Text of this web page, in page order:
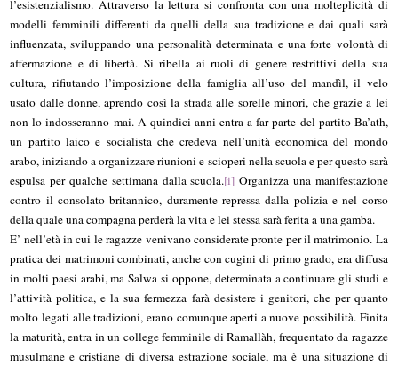
l’esistenzialismo. Attraverso la lettura si confronta con una molteplicità di
modelli femminili differenti da quelli della sua tradizione e dai quali sarà
influenzata, sviluppando una personalità determinata e una forte volontà di
affermazione e di libertà. Si ribella ai ruoli di genere restrittivi della sua
cultura, rifiutando l’imposizione della famiglia all’uso del mandìl, il velo
usato dalle donne, aprendo così la strada alle sorelle minori, che grazie a lei
non lo indosseranno mai. A quindici anni entra a far parte del partito Ba’ath,
un partito laico e socialista che credeva nell’unità economica del mondo
arabo, iniziando a organizzare riunioni e scioperi nella scuola e per questo sarà
espulsa per qualche settimana dalla scuola.[i] Organizza una manifestazione
contro il consolato britannico, duramente repressa dalla polizia e nel corso
della quale una compagna perderà la vita e lei stessa sarà ferita a una gamba.
E’ nell’età in cui le ragazze venivano considerate pronte per il matrimonio. La
pratica dei matrimoni combinati, anche con cugini di primo grado, era diffusa
in molti paesi arabi, ma Salwa si oppone, determinata a continuare gli studi e
l’attività politica, e la sua fermezza farà desistere i genitori, che per quanto
molto legati alle tradizioni, erano comunque aperti a nuove possibilità. Finita
la maturità, entra in un college femminile di Ramallàh, frequentato da ragazze
musulmane e cristiane di diversa estrazione sociale, ma è una situazione di